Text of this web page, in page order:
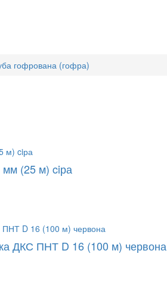
гофрована (гофра)
мм (25 м) ciра
ДКС ПНТ D 16 (100 м) червона